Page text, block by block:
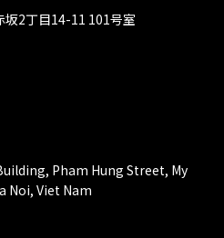
坂2丁目14-11 101号室
Pham Hung Street, My
Noi, Viet Nam